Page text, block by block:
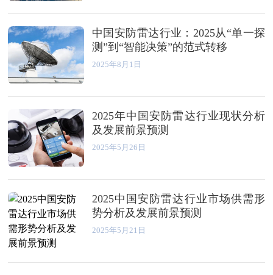
中国安防雷达行业：2025从“单一探
测”到“智能决策”的范式转移
2025年8月1日
2025年中国安防雷达行业现状分析
及发展前景预测
2025年5月26日
2025中国安防雷达行业市场供需形
势分析及发展前景预测
2025年5月21日